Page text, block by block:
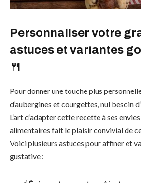
Personnaliser votre
astuces et variantes
🍴
Pour donner une touche plus
d’aubergines et courgettes, nul besoin
L’art d’adapter cette recette à ses
alimentaires fait le plaisir convivial de
Voici plusieurs astuces pour affiner et
gustative :